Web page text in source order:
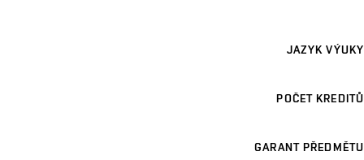
JAZYK VÝUKY
POČET KREDITŮ
GARANT PŘEDMĚTU